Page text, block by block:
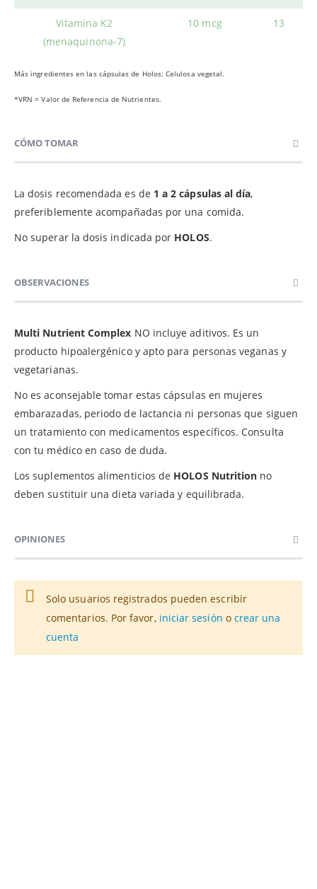
Vitamina K2
(menaquinona-7)
10 mcg 13
Más ingredientes en las cápsulas de Holos: Celulosa vegetal.
*VRN = Valor de Referencia de Nutrientes.
CÓMO TOMAR
La dosis recomendada es de 1 a 2 cápsulas al día,
preferiblemente acompañadas por una comida.
No superar la dosis indicada por HOLOS.
OBSERVACIONES
Multi Nutrient Complex NO incluye aditivos. Es un
producto hipoalergénico y apto para personas veganas y
vegetarianas.
No es aconsejable tomar estas cápsulas en mujeres
embarazadas, periodo de lactancia ni personas que siguen
un tratamiento con medicamentos específicos. Consulta
con tu médico en caso de duda.
Los suplementos alimenticios de HOLOS Nutrition no
deben sustituir una dieta variada y equilibrada.
OPINIONES
Solo usuarios registrados pueden escribir
comentarios. Por favor, iniciar sesión o crear una
cuenta